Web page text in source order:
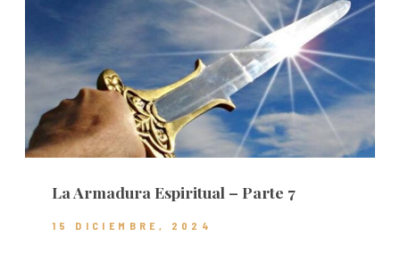
La Armadura Espiritual – Parte 7
15 DICIEMBRE, 2024